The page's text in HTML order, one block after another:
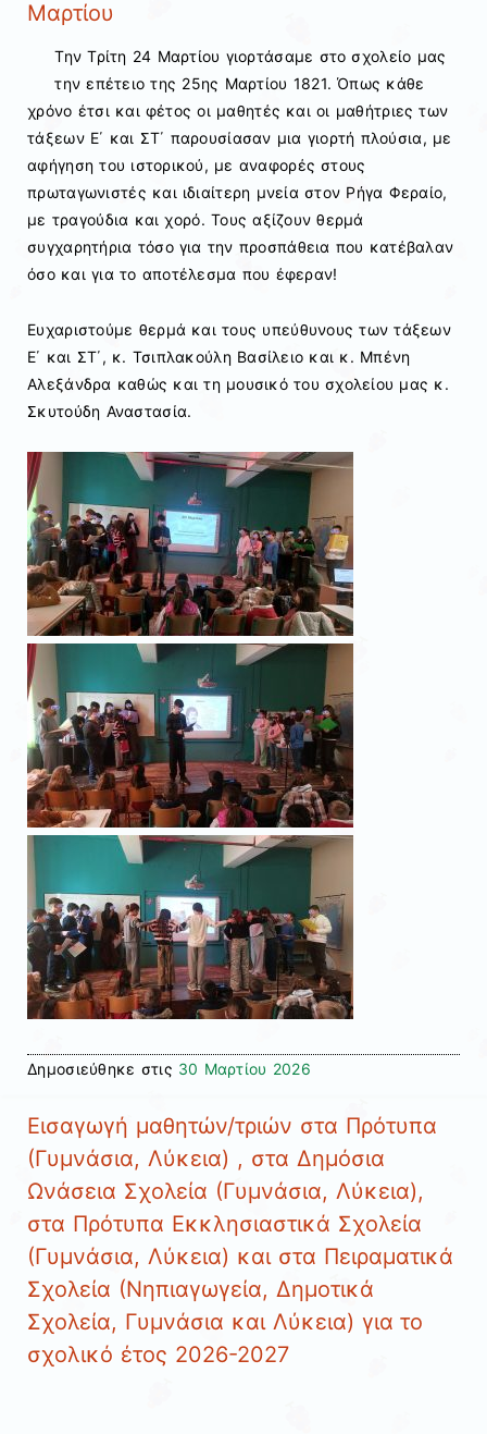
Μαρτίου
Την Τρίτη 24 Μαρτίου γιορτάσαμε στο σχολείο μας
την επέτειο της 25ης Μαρτίου 1821. Όπως κάθε
χρόνο έτσι και φέτος οι μαθητές και οι μαθήτριες των
τάξεων Ε΄ και ΣΤ΄ παρουσίασαν μια γιορτή πλούσια, με
αφήγηση του ιστορικού, με αναφορές στους
πρωταγωνιστές και ιδιαίτερη μνεία στον Ρήγα Φεραίο,
με τραγούδια και χορό. Τους αξίζουν θερμά
συγχαρητήρια τόσο για την προσπάθεια που κατέβαλαν
όσο και για το αποτέλεσμα που έφεραν!
Ευχαριστούμε θερμά και τους υπεύθυνους των τάξεων
Ε΄ και ΣΤ΄, κ. Τσιπλακούλη Βασίλειο και κ. Μπένη
Αλεξάνδρα καθώς και τη μουσικό του σχολείου μας κ.
Σκυτούδη Αναστασία.
Δημοσιεύθηκε στις 30 Μαρτίου 2026
Εισαγωγή μαθητών/τριών στα Πρότυπα
(Γυμνάσια, Λύκεια) , στα Δημόσια
Ωνάσεια Σχολεία (Γυμνάσια, Λύκεια),
στα Πρότυπα Εκκλησιαστικά Σχολεία
(Γυμνάσια, Λύκεια) και στα Πειραματικά
Σχολεία (Νηπιαγωγεία, Δημοτικά
Σχολεία, Γυμνάσια και Λύκεια) για το
σχολικό έτος 2026-2027